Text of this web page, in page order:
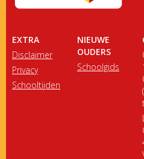
EXTRA
Disclaimer
Privacy
Schooltijden
NIEUWE
OUDERS
Schoolgids